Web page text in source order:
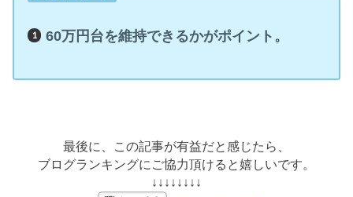
60万円台を維持できるかがポイント。
最後に、この記事が有益だと感じたら、
ブログランキングにご協力頂けると嬉しいです。
↓↓↓↓↓↓↓↓